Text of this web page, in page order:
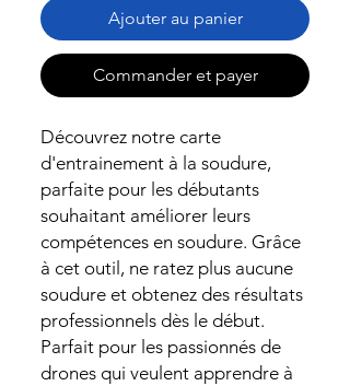
Ajouter au panier
Commander et payer
Découvrez notre carte
d'entrainement à la soudure,
parfaite pour les débutants
souhaitant améliorer leurs
compétences en soudure. Grâce
à cet outil, ne ratez plus aucune
soudure et obtenez des résultats
professionnels dès le début.
Parfait pour les passionnés de
drones qui veulent apprendre à